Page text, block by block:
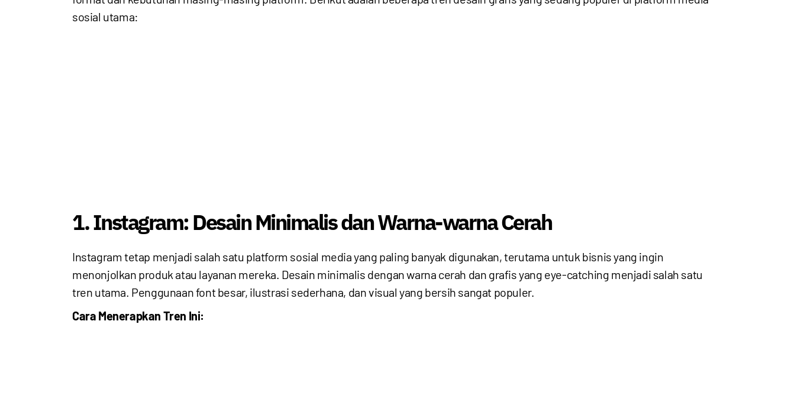
sosial utama:
1. Instagram: Desain Minimalis dan Warna-warna Cerah
Instagram tetap menjadi salah satu platform sosial media yang paling banyak digunakan, terutama untuk bisnis yang ingin
menonjolkan produk atau layanan mereka. Desain minimalis dengan warna cerah dan grafis yang eye-catching menjadi salah satu
tren utama. Penggunaan font besar, ilustrasi sederhana, dan visual yang bersih sangat populer.
Cara Menerapkan Tren Ini: